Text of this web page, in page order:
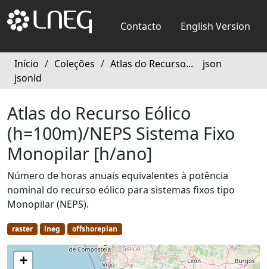
Contacto English Version
Início / Coleções / Atlas do Recurso...
json
jsonld
Atlas do Recurso Eólico
(h=100m)/NEPS Sistema Fixo
Monopilar [h/ano]
Número de horas anuais equivalentes à potência
nominal do recurso eólico para sistemas fixos tipo
Monopilar (NEPS).
raster lneg offshoreplan
+